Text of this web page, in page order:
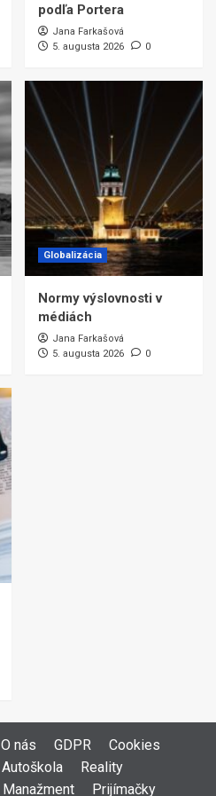
podľa Portera
Jana Farkašová
5. augusta 2026
0
Globalizácia
Normy výslovnosti v
médiách
Jana Farkašová
5. augusta 2026
0
O nás GDPR
Cookies
Autoškola
Reality
Manažment Prijímačky